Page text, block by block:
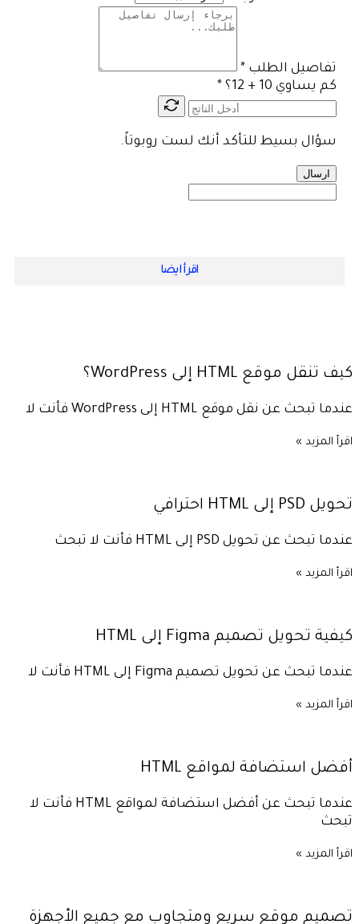
تفاصيل الطلب *
كم يساوي 10 + 12؟
*
سؤال بسيط للتأكد أنك لست روبوتاً.
ارسال
اقرأ ايضا
كيف تنقل موقع HTML إلى WordPress؟
عندما تبحث عن نقل موقع HTML إلى WordPress فأنت لا
اقرأ المزيد »
تحويل PSD إلى HTML احترافي
عندما تبحث عن تحويل PSD إلى HTML فأنت لا تبحث
اقرأ المزيد »
كيفية تحويل تصميم Figma إلى HTML
عندما تبحث عن تحويل تصميم Figma إلى HTML فأنت لا
اقرأ المزيد »
أفضل استضافة لمواقع HTML
عندما تبحث عن أفضل استضافة لمواقع HTML فأنت لا
تبحث
اقرأ المزيد »
تصميم موقع سريع ومتجاوب مع جميع الأجهزة